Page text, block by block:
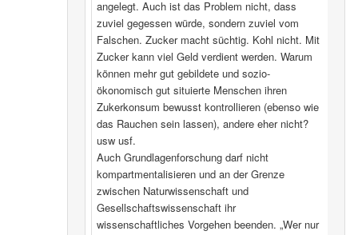
angelegt. Auch ist das Problem nicht, dass
zuviel gegessen würde, sondern zuviel vom
Falschen. Zucker macht süchtig. Kohl nicht. Mit
Zucker kann viel Geld verdient werden. Warum
können mehr gut gebildete und sozio-
ökonomisch gut situierte Menschen ihren
Zukerkonsum bewusst kontrollieren (ebenso wie
das Rauchen sein lassen), andere eher nicht?
usw usf.
Auch Grundlagenforschung darf nicht
kompartmentalisieren und an der Grenze
zwischen Naturwissenschaft und
Gesellschaftswissenschaft ihr
wissenschaftliches Vorgehen beenden. „Wer nur